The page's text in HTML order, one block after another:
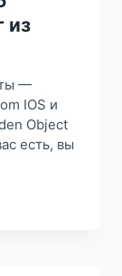
из
—
IOS и
Object
есть, вы